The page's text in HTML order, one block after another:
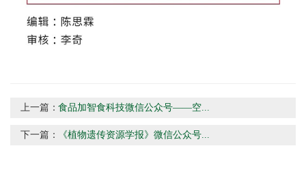
上一篇：食品加智食科技微信公众号——空...
下一篇： 《植物遗传资源学报》微信公众号...